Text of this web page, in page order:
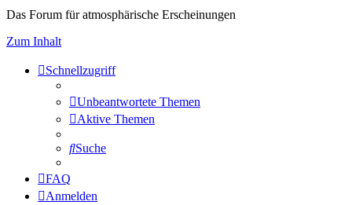
Das Forum für atmosphärische Erscheinungen
Zum Inhalt
Schnellzugriff
Unbeantwortete Themen
Aktive Themen
Suche
FAQ
Anmelden